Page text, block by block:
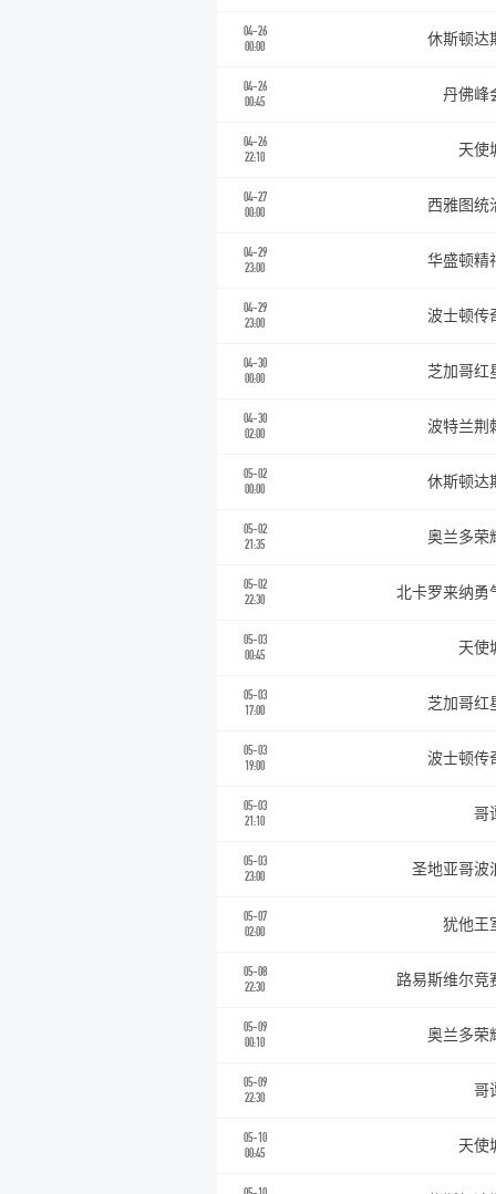
04-26
00:00
休斯顿达
04-26
00:45
丹佛峰
04-26
22:10
天使
04-27
00:00
西雅图统
04-29
23:00
华盛顿精
04-29
23:00
波士顿传
04-30
00:00
芝加哥红
04-30
02:00
波特兰荆
05-02
00:00
休斯顿达
05-02
21:35
奥兰多荣
05-02
22:30
北卡罗来纳勇
05-03
00:45
天使
05-03
17:00
芝加哥红
05-03
19:00
波士顿传
05-03
21:10
哥
05-03
23:00
圣地亚哥波
05-07
02:00
犹他王
05-08
22:30
路易斯维尔竞
05-09
00:10
奥兰多荣
05-09
22:30
哥
05-10
00:45
天使